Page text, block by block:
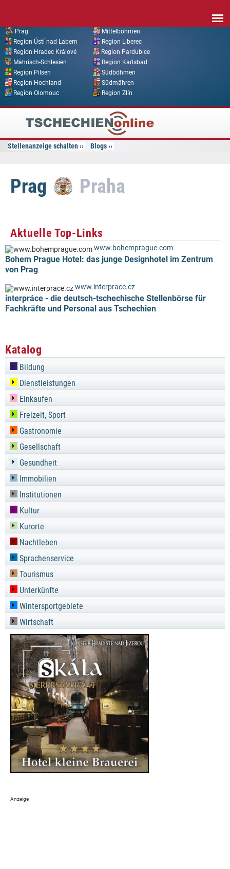
Prag
Mittelböhmen
Region Ústí nad Labem
Region Liberec
Region Hradec Králové
Region Pardubice
Mährisch-Schlesien
Region Karlsbad
Region Pilsen
Südböhmen
Region Hochland
Südmähren
Region Olomouc
Region Zlín
Tschechien
Online
Stellenanzeige schalten Blogs
Prag Praha
Aktuelle Top-Links
www.bohemprague.com
Bohem Prague Hotel: das junge Designhotel im Zentrum
von Prag
www.interprace.cz
interpráce - die deutsch-tschechische Stellenbörse für
Fachkräfte und Personal aus Tschechien
Katalog
Bildung
Dienstleistungen
Einkaufen
Freizeit, Sport
Gastronomie
Gesellschaft
Gesundheit
Immobilien
Institutionen
Kultur
Kurorte
Nachtleben
Sprachenservice
Tourismus
Unterkünfte
Wintersportgebiete
Wirtschaft